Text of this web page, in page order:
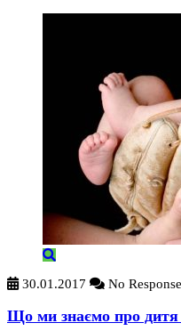
30.01.2017 No
Що ми знаємо про дитя